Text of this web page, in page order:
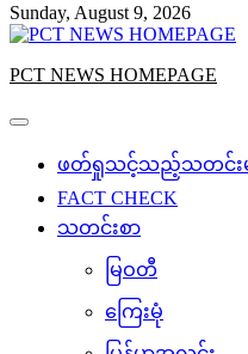
Sunday, August 9, 2026
PCT NEWS HOMEPAGE
ဖတ်ရှုသင့်သည့်သတင်းမ
FACT CHECK
သတင်းစာ
မြဝတီ
ကြေးမုံ